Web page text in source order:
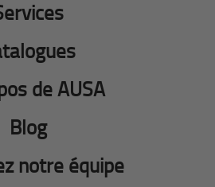
de AUSA
Blog
notre équipe